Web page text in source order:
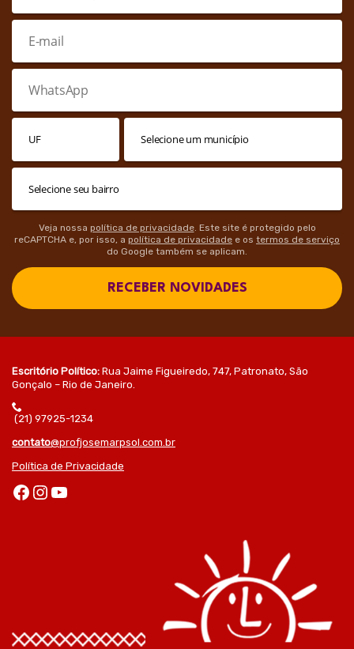
Veja nossa política de privacidade. Este site é protegido pelo
reCAPTCHA e, por isso, a política de privacidade e os termos de serviço
do Google também se aplicam.
RECEBER NOVIDADES
Escritório Político: Rua Jaime Figueiredo, 747, Patronato, São
Gonçalo – Rio de Janeiro.
(21) 97925-1234
contato@profjosemarpsol.com.br
Política de Privacidade
Facebook Instagram Youtube